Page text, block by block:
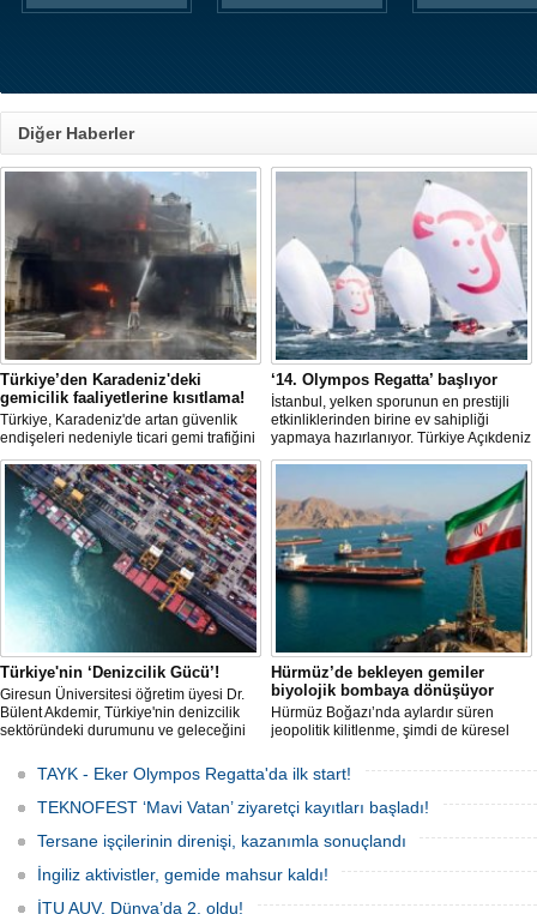
Diğer Haberler
Türkiye’den Karadeniz'deki
gemicilik faaliyetlerine kısıtlama!
Türkiye, Karadeniz'de artan güvenlik
endişeleri nedeniyle ticari gemi trafiğini
kısıtlamaya başladı. Bu durum,
bölgedeki gıda güvenliğini tehdit ediyor.
‘14. Olympos Regatta’ başlıyor
İstanbul, yelken sporunun en prestijli
etkinliklerinden birine ev sahipliği
yapmaya hazırlanıyor. Türkiye Açıkdeniz
Yarış Kulübü (TAYK), Türkiye Yelken
birliğiyle hayata geçirilecek olan 14.
TAYK - Eker Olympos Regatta, 7
Ağustos'ta start alacak ve 16 Ağustos'a
kadar deniz tutkunlarını bir araya
getirecek. "Rüzgâ
Türkiye'nin ‘Denizcilik Gücü’!
Giresun Üniversitesi öğretim üyesi Dr.
Bülent Akdemir, Türkiye'nin denizcilik
sektöründeki durumunu ve geleceğini
Hürmüz’de bekleyen gemiler
biyolojik bombaya dönüşüyor
Hürmüz Boğazı’nda aylardır süren
jeopolitik kilitlenme, şimdi de küresel
aralamış olabilir. Sıcak sularda
hareketsiz bekleyen binden fazla gemi,
istilacı deniz canlıları için devasa bir
üreme merkezine dönüşmüş durumda.
TAYK - Eker Olympos Regatta'da ilk start!
TEKNOFEST ‘Mavi Vatan’ ziyaretçi kayıtları başladı!
Tersane işçilerinin direnişi, kazanımla sonuçlandı
İngiliz aktivistler, gemide mahsur kaldı!
İTU AUV, Dünya’da 2. oldu!